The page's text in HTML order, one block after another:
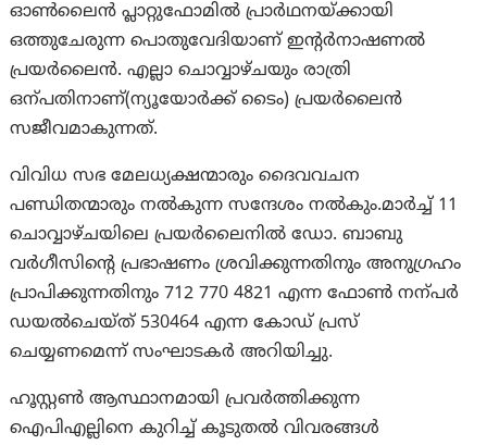
ഓൺലൈൻ പ്ലാറ്റുഫോമിൽ പ്രാർഥനയ്ക്കായി
ഒത്തുചേരുന്ന പൊതുവേദിയാണ് ഇന്‍റർനാഷണൽ
പ്രയർലെെൻ. എല്ലാ ചൊവ്വാഴ്ചയും രാത്രി
ഒന്പതിനാണ്(ന്യൂയോർക്ക് ടൈം) പ്രയർലെെൻ
സജീവമാകുന്നത്.
വിവിധ സഭ മേലധ്യക്ഷന്മാരും ദൈവവചന
പണ്ഡിതന്മാരും നൽകുന്ന സന്ദേശം നൽകും.മാർച്ച് 11
ചൊവ്വാഴ്ചയിലെ പ്രയർലൈനിൽ ഡോ. ബാബു
വർഗീസിന്റെ പ്രഭാഷണം ശ്രവിക്കുന്നതിനും അനുഗ്രഹം
പ്രാപിക്കുന്നതിനും 712 770 4821 എന്ന ഫോണ്‍ നന്പർ
ഡയൽചെയ്ത് 530464 എന്ന കോഡ് പ്രസ്
ചെയ്യണമെന്ന് സംഘാടകർ അറിയിച്ചു.
ഹൂസ്റ്റണ്‍ ആസ്ഥാനമായി പ്രവർത്തിക്കുന്ന
ഐപിഎല്ലിനെ കുറിച്ച് കൂടുതൽ വിവരങ്ങൾ